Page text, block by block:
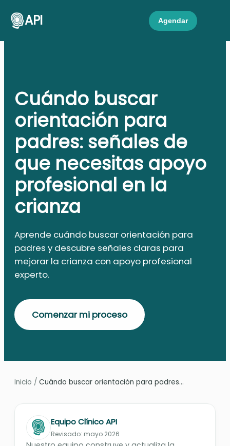
API Agendar
Cuándo buscar
orientación para
padres: señales de
que necesitas apoyo
profesional en la
crianza
Aprende cuándo buscar orientación para
padres y descubre señales claras para
mejorar la crianza con apoyo profesional
experto.
Comenzar mi proceso
Inicio / Cuándo buscar orientación para padres...
Equipo Clínico API
Revisado: mayo 2026